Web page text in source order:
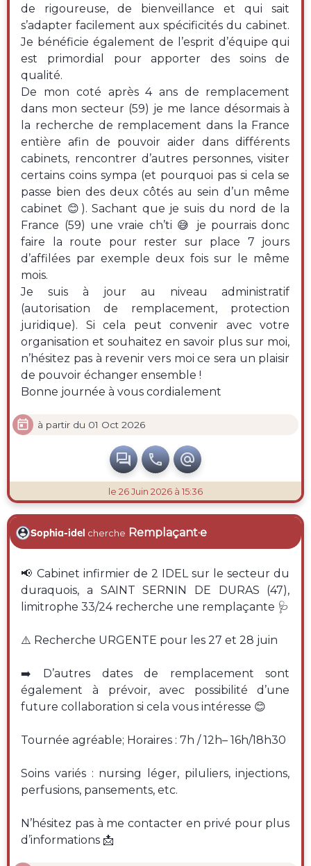
de rigoureuse, de bienveillance et qui sait
s’adapter facilement aux spécificités du cabinet.
Je bénéficie également de l’esprit d’équipe qui
est primordial pour apporter des soins de
qualité.
De mon coté après 4 ans de remplacement
dans mon secteur (59) je me lance désormais à
la recherche de remplacement dans la France
entière afin de pouvoir aider dans différents
cabinets, rencontrer d’autres personnes, visiter
certains coins sympa (et pourquoi pas si cela se
passe bien des deux côtés au sein d’un même
cabinet 😊). Sachant que je suis du nord de la
France (59) une vraie ch’ti 😅 je pourrais donc
faire la route pour rester sur place 7 jours
d’affilées par exemple deux fois sur le même
mois.
Je suis à jour au niveau administratif
(autorisation de remplacement, protection
juridique). Si cela peut convenir avec votre
organisation et souhaitez en savoir plus sur moi,
n’hésitez pas à revenir vers moi ce sera un plaisir
de pouvoir échanger ensemble !
Bonne journée à vous cordialement
 à partir du 01 Oct 2026
  
le 26 Juin 2026 à 15:36
Sophia-idel cherche Remplaçant·e
📢 Cabinet infirmier de 2 IDEL sur le secteur du
duraquois, a SAINT SERNIN DE DURAS (47),
limitrophe 33/24 recherche une remplaçante 🩺
⚠️ Recherche URGENTE pour les 27 et 28 juin
➡️ D’autres dates de remplacement sont
également à prévoir, avec possibilité d’une
future collaboration si cela vous intéresse 😊
Tournée agréable; Horaires : 7h / 12h– 16h/18h30
Soins variés : nursing léger, piluliers, injections,
perfusions, pansements, etc.
N’hésitez pas à me contacter en privé pour plus
d’informations 📩